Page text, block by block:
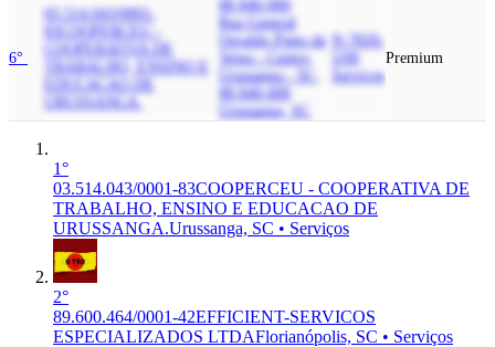
6°
03.514.043/0001-
COOPERCEU -
COOPERATIVA DE
TRABALHO, ENSINO E
EDUCACAO DE
URUSSANGA.
88.840-000
Rua General
Osvaldo Pinto da
Veiga - Centro,
Urussanga - SC,
88.840-000
Urussanga, SC
N-7820-
5/00
Serviços
Premium
1°
03.514.043/0001-83COOPERCEU - COOPERATIVA DE
TRABALHO, ENSINO E EDUCACAO DE
URUSSANGA.Urussanga, SC • Serviços
2°
89.600.464/0001-42EFFICIENT-SERVICOS
ESPECIALIZADOS LTDAFlorianópolis, SC • Serviços